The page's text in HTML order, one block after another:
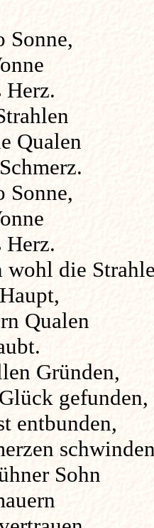
Sonne,
Herz.
Qualen
Sonne,
Herz.
wohl die
Qualen
Gründen,
gefunden,
entbunden,
Sohn